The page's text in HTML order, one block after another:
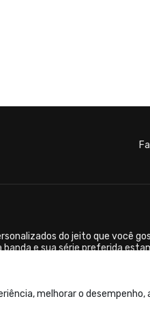
melhorar o
do jeito que você
e sua série preferida